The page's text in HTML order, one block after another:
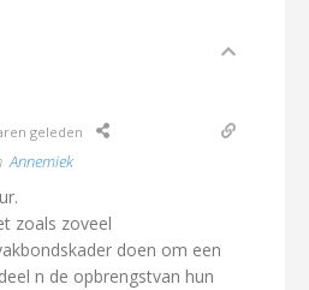
geleden
Annemiek
zoals zoveel
doen om een
n de opbrengstvan hun